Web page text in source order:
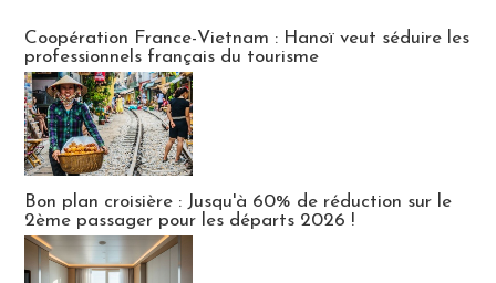
Coopération France-Vietnam : Hanoï veut séduire les
professionnels français du tourisme
Bon plan croisière : Jusqu'à 60% de réduction sur le
2ème passager pour les départs 2026 !